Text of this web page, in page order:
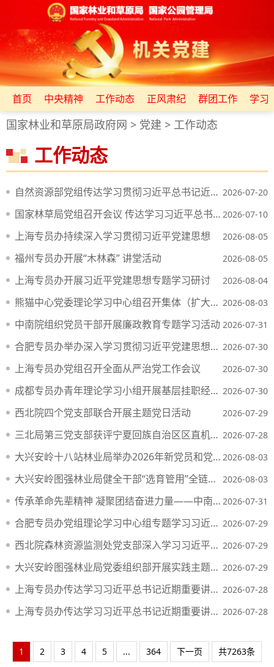
首页 中央精神 工作动态 正风肃纪 群团工作 学习
国家林业和草原局政府网 > 党建 > 工作动态
工作动态
2026-07-20
自然资源部党组传达学习贯彻习近平总书记近期重要讲话和重要指示精神
2026-07-10
国家林草局党组召开会议 传达学习习近平总书记近期重要讲话和重要指示精神
2026-08-05
上海专员办持续深入学习贯彻习近平党建思想
2026-08-05
福州专员办开展“木林森” 讲堂活动
2026-08-04
上海专员办开展习近平党建思想专题学习研讨
2026-08-03
熊猫中心党委理论学习中心组召开集体（扩大）学习研讨会议
2026-07-31
中南院组织党员干部开展廉政教育专题学习活动
2026-07-30
合肥专员办举办深入学习贯彻习近平党建思想专题读书班
2026-07-30
上海专员办党组召开全面从严治党工作会议
2026-07-30
成都专员办青年理论学习小组开展基层挂职经验分享活动
2026-07-29
西北院四个党支部联合开展主题党日活动
2026-07-28
三北局第三党支部获评宁夏回族自治区区直机关先进基层党组织称号
2026-08-03
大兴安岭十八站林业局举办2026年新党员和党员发展对象培训班
2026-08-03
大兴安岭图强林业局健全干部“选育管用”全链条体系
2026-07-31
传承革命先辈精神 凝聚团结奋进力量——中南院两支部联合开展主题党日活动
2026-07-29
合肥专员办党组理论学习中心组专题学习习近平党建思想
2026-07-29
西北院森林资源监测处党支部深入学习习近平党建思想
2026-07-29
大兴安岭图强林业局党委组织部开展实践主题党日活动
2026-07-28
上海专员办传达学习习近平总书记近期重要讲话和重要指示精神
2026-07-28
上海专员办传达学习习近平总书记近期重要讲话和重要指示精神
1 2 3 4 5 ... 364 下一页 共7263条